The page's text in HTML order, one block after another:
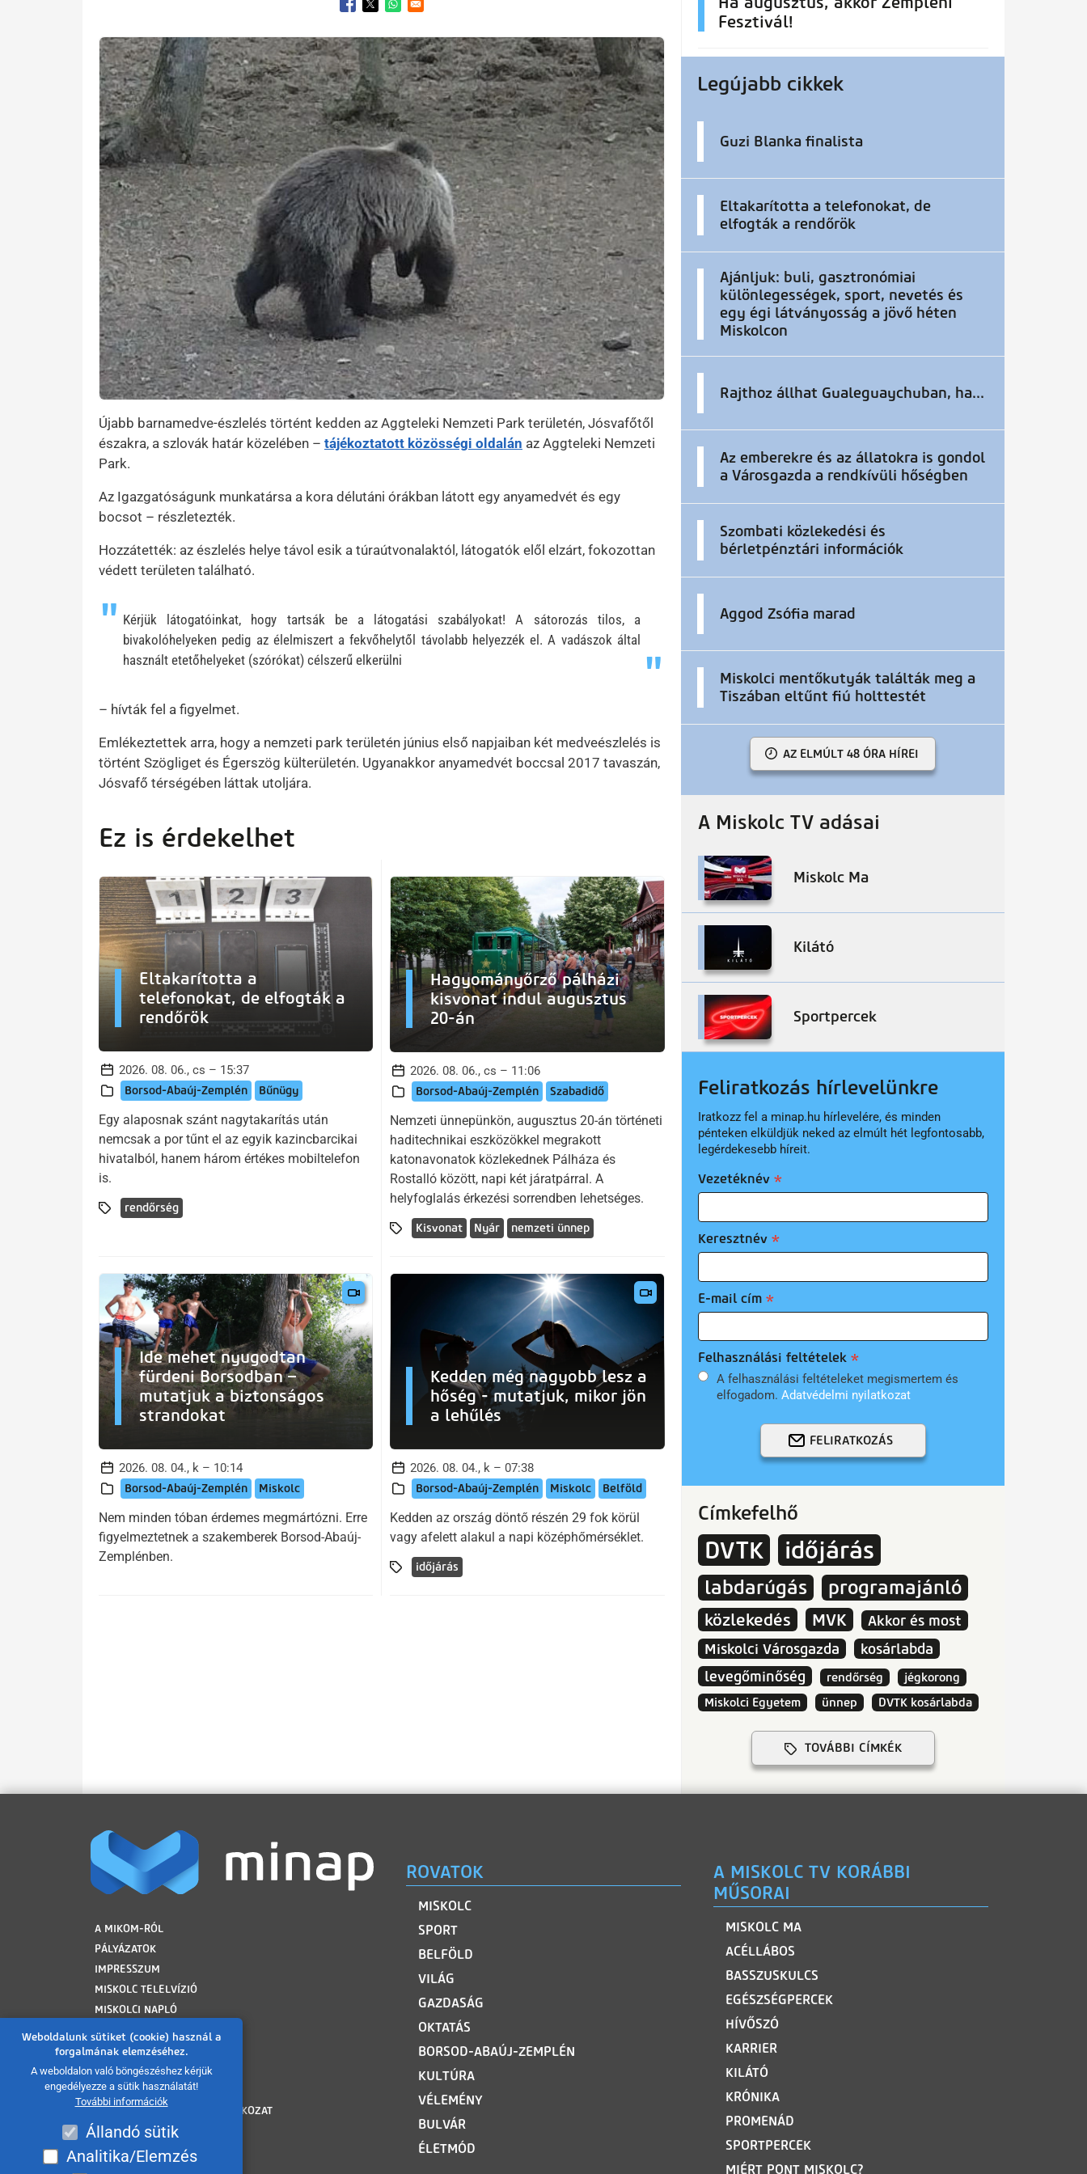
Weboldalunk sütiket (cookie) használ a
forgalmának elemzéséhez.
A weboldalon való böngészéshez kérjük
engedélyezze a sütik használatát!
További információk
Állandó sütik
Analitika/Elemzés
Opens in a new window
Opens in a new window
Opens in a new window
Kép
Újabb barnamedve-észlelés történt kedden az Aggteleki Nemzeti Park területén, Jósvafőtől
északra, a szlovák határ közelében – tájékoztatott közösségi oldalán az Aggteleki Nemzeti
Park.
Az Igazgatóságunk munkatársa a kora délutáni órákban látott egy anyamedvét és egy
bocsot – részletezték.
Hozzátették: az észlelés helye távol esik a túraútvonalaktól, látogatók elől elzárt, fokozottan
védett területen található.
Kérjük látogatóinkat, hogy tartsák be a látogatási szabályokat! A sátorozás tilos, a
bivakolóhelyeken pedig az élelmiszert a fekvőhelytől távolabb helyezzék el. A vadászok által
használt etetőhelyeket (szórókat) célszerű elkerülni
– hívták fel a figyelmet.
Emlékeztettek arra, hogy a nemzeti park területén június első napjaiban két medveészlelés is
történt Szögliget és Égerszög külterületén. Ugyanakkor anyamedvét boccsal 2017 tavaszán,
Jósvafő térségében láttak utoljára.
Ez is érdekelhet
Eltakarította a
telefonokat, de elfogták a
rendőrök
2026. 08. 06., cs – 15:37
Borsod-Abaúj-Zemplén Bűnügy
Egy alaposnak szánt nagytakarítás után
nemcsak a por tűnt el az egyik kazincbarcikai
hivatalból, hanem három értékes mobiltelefon
is.
rendőrség
Hagyományőrző pálházi
kisvonat indul augusztus
20-án
2026. 08. 06., cs – 11:06
Borsod-Abaúj-Zemplén Szabadidő
Nemzeti ünnepünkön, augusztus 20-án történeti
haditechnikai eszközökkel megrakott
katonavonatok közlekednek Pálháza és
Rostalló között, napi két járatpárral. A
helyfoglalás érkezési sorrendben lehetséges.
Kisvonat Nyár nemzeti ünnep
Ide mehet nyugodtan
fürdeni Borsodban –
mutatjuk a biztonságos
strandokat
2026. 08. 04., k – 10:14
Borsod-Abaúj-Zemplén Miskolc
Nem minden tóban érdemes megmártózni. Erre
figyelmeztetnek a szakemberek Borsod-Abaúj-
Zemplénben.
Kedden még nagyobb lesz a
hőség - mutatjuk, mikor jön
a lehűlés
2026. 08. 04., k – 07:38
Borsod-Abaúj-Zemplén Miskolc Belföld
Kedden az ország döntő részén 29 fok körül
vagy afelett alakul a napi középhőmérséklet.
időjárás
Fesztivál!
Legújabb cikkek
Guzi Blanka finalista
Eltakarította a telefonokat, de
elfogták a rendőrök
Ajánljuk: buli, gasztronómiai
különlegességek, sport, nevetés és
egy égi látványosság a jövő héten
Miskolcon
Rajthoz állhat Gualeguaychuban, ha...
Az emberekre és az állatokra is gondol
a Városgazda a rendkívüli hőségben
Szombati közlekedési és
bérletpénztári információk
Aggod Zsófia marad
Miskolci mentőkutyák találták meg a
Tiszában eltűnt fiú holttestét
AZ ELMÚLT 48 ÓRA HÍREI
A Miskolc TV adásai
Miskolc Ma
Kilátó
Sportpercek
Feliratkozás hírlevelünkre
Iratkozz fel a minap.hu hírlevelére, és minden
pénteken elküldjük neked az elmúlt hét legfontosabb,
legérdekesebb híreit.
Vezetéknév
Keresztnév
E-mail cím
Felhasználási feltételek
A felhasználási feltételeket megismertem és
elfogadom. Adatvédelmi nyilatkozat
FELIRATKOZÁS
Címkefelhő
DVTK időjárás
labdarúgás programajánló
közlekedés MVK
Akkor és most
Miskolci Városgazda
kosárlabda
levegőminőség
rendőrség
jégkorong
Miskolci Egyetem
ünnep DVTK kosárlabda
TOVÁBBI CÍMKÉK
LÁBLÉC
A MIKOM-RÓL
PÁLYÁZATOK
IMPRESSZUM
MISKOLC TELELVÍZIÓ
MISKOLCI NAPLÓ
FELHASZNÁLÁSI FELTÉTELEK
ADATVÉDELMI TÁJÉKOZTATÓ
SÜTI TÁJÉKOZTATÓ
AKADÁLYMENTESÍTÉSI NYILATKOZAT
KÖZÉRDEKŰ ADATOK
KÖZADATKERESŐ
ROVATOK
MISKOLC
SPORT
BELFÖLD
VILÁG
GAZDASÁG
OKTATÁS
BORSOD-ABAÚJ-ZEMPLÉN
KULTÚRA
VÉLEMÉNY
BULVÁR
ÉLETMÓD
A MISKOLC TV KORÁBBI
MŰSORAI
MISKOLC MA
ACÉLLÁBOS
BASSZUSKULCS
EGÉSZSÉGPERCEK
HÍVŐSZÓ
KARRIER
KILÁTÓ
KRÓNIKA
PROMENÁD
SPORTPERCEK
MIÉRT PONT MISKOLC?